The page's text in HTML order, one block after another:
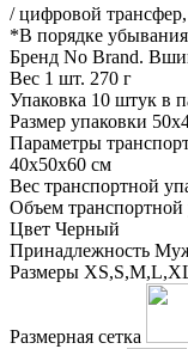
/ цифровой
*В порядке
Бренд No Brand.
Вес 1 шт. 270 г
Упаковка 10 штук в
Размер упаковки
Параметры
40x50x60 см
Вес транспортной
Объем транспортной
Цвет Черный
Принадлежность
Размеры
Размерная сетка